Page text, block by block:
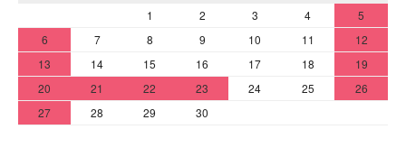
1 2 3 4
5
6
7 8 9 10 11
12
13
14 15 16 17 18
19
20
21 22 23 24 25
26
27
28 29 30